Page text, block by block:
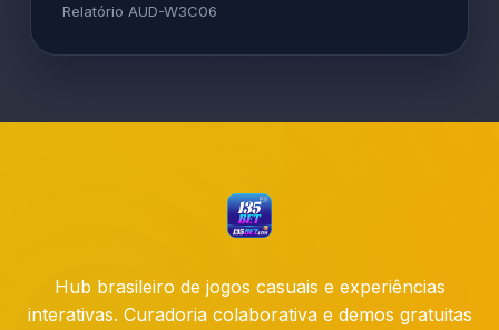
Relatório AUD-W3C06
Hub brasileiro de jogos casuais e experiências
interativas. Curadoria colaborativa e demos gratuitas